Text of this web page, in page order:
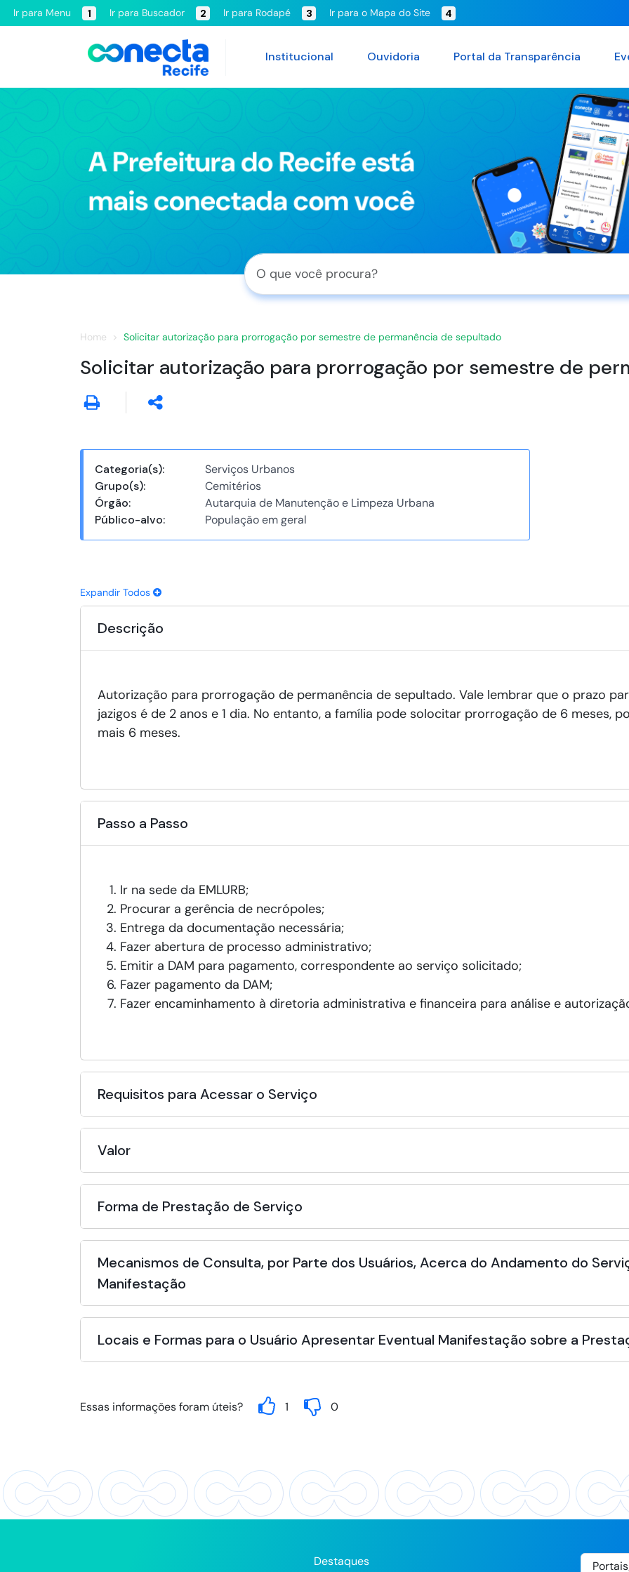
Ir para Menu 1 Ir para Buscador 2 Ir para Rodapé 3 Ir para o Mapa do Site 4
Institucional Ouvidoria Portal da Transparência
Home Solicitar autorização para prorrogação por semestre de permanência de sepultado
Solicitar autorização para prorrogação por semestre de
Categoria(s):
Serviços Urbanos
Grupo(s):
Cemitérios
Órgão:
Autarquia de Manutenção e Limpeza Urbana
Público-alvo:
População em geral
Expandir Todos
Descrição
Autorização para prorrogação de permanência de sepultado. Vale lembrar que o prazo
jazigos é de 2 anos e 1 dia. No entanto, a família pode solocitar prorrogação de 6 meses,
mais 6 meses.
Passo a Passo
Ir na sede da EMLURB;
Procurar a gerência de necrópoles;
Entrega da documentação necessária;
Fazer abertura de processo administrativo;
Emitir a DAM para pagamento, correspondente ao serviço solicitado;
Fazer pagamento da DAM;
Fazer encaminhamento à diretoria administrativa e financeira para análise e
Requisitos para Acessar o Serviço
Valor
Forma de Prestação de Serviço
Mecanismos de Consulta, por Parte dos Usuários, Acerca do Andamento do
Manifestação
Locais e Formas para o Usuário Apresentar Eventual Manifestação sobre a
Essas informações foram úteis? 1 0
Destaques